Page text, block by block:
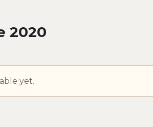
2020
yet.